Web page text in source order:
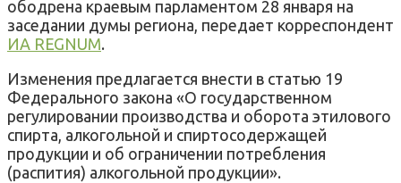
ободрена краевым парламентом 28 января на
заседании думы региона, передает корреспондент
ИА REGNUM.
Изменения предлагается внести в статью 19
Федерального закона «О государственном
регулировании производства и оборота этилового
спирта, алкогольной и спиртосодержащей
продукции и об ограничении потребления
(распития) алкогольной продукции».